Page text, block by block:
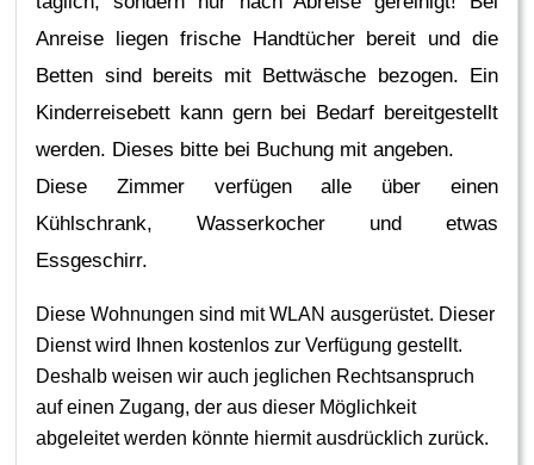
Anreise liegen frische Handtücher bereit und die
Betten sind bereits mit Bettwäsche bezogen. Ein
Kinderreisebett kann gern bei Bedarf bereitgestellt
werden. Dieses bitte bei Buchung mit angeben.
Diese Zimmer verfügen alle über einen
Kühlschrank, Wasserkocher und etwas
Essgeschirr.
Diese Wohnungen sind mit WLAN ausgerüstet. Dieser
Dienst wird Ihnen kostenlos zur Verfügung gestellt.
Deshalb weisen wir auch jeglichen Rechtsanspruch
auf einen Zugang, der aus dieser Möglichkeit
abgeleitet werden könnte hiermit ausdrücklich zurück.